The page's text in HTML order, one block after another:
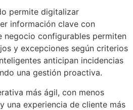
permite digitalizar
información clave con
negocio configurables permiten
y excepciones según criterios
anticipan incidencias
una gestión proactiva.
más ágil, con menos
una experiencia de cliente más